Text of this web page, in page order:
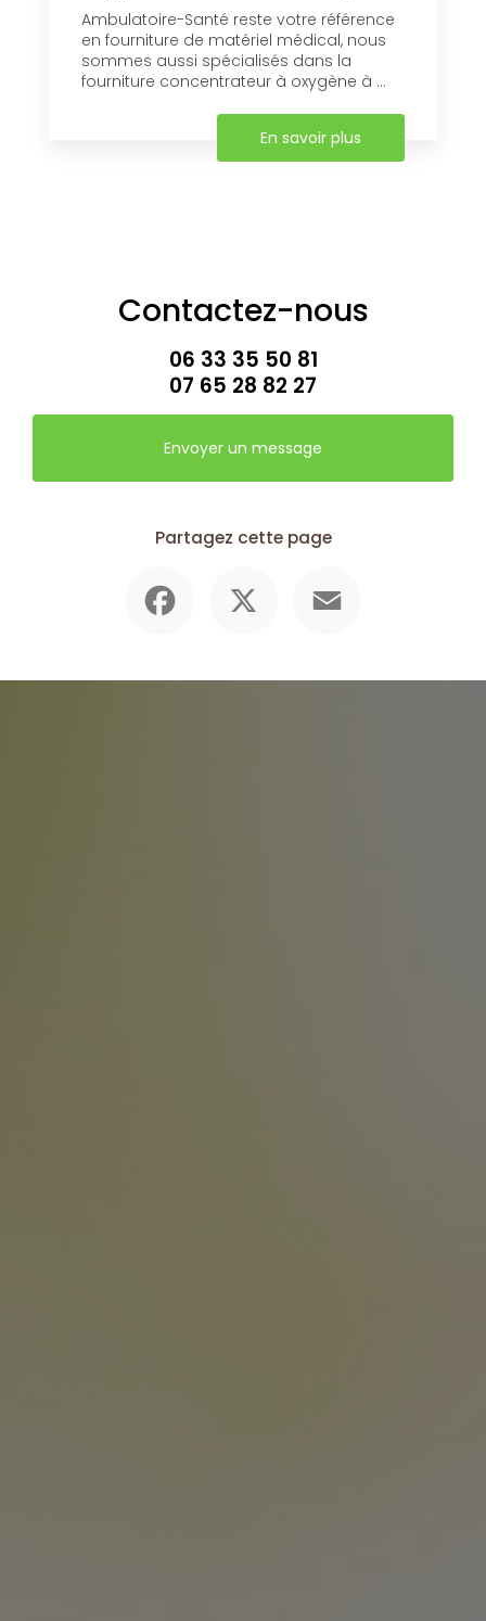
Ambulatoire-Santé reste votre référence
en fourniture de matériel médical, nous
sommes aussi spécialisés dans la
fourniture concentrateur à oxygène à ...
En savoir plus
Contactez-nous
06 33 35 50 81
07 65 28 82 27
Envoyer un message
Partagez cette page